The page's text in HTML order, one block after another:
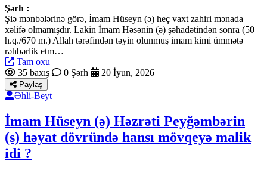
Şərh :
Şiə mənbələrinə görə, İmam Hüseyn (ə) heç vaxt zahiri mənada
xəlifə olmamışdır. Lakin İmam Həsənin (ə) şəhadətindən sonra (50
h.q./670 m.) Allah tərəfindən təyin olunmuş imam kimi ümmətə
rəhbərlik etm…
Tam oxu
35 baxış
0 Şərh 20 İyun, 2026
Paylaş
Əhli-Beyt
İmam Hüseyn (ə) Həzrəti Peyğəmbərin
(s) həyat dövründə hansı mövqeyə malik
idi ?